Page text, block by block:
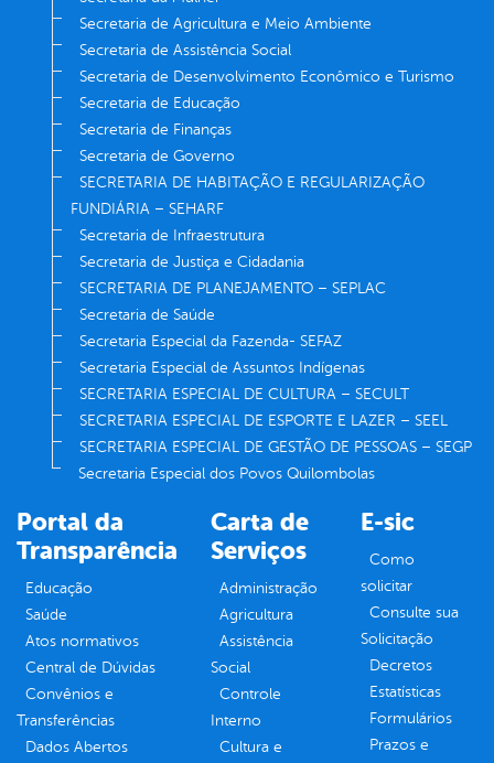
Secretaria de Agricultura e Meio Ambiente
Secretaria de Assistência Social
Secretaria de Desenvolvimento Econômico e Turismo
Secretaria de Educação
Secretaria de Finanças
Secretaria de Governo
SECRETARIA DE HABITAÇÃO E REGULARIZAÇÃO
FUNDIÁRIA – SEHARF
Secretaria de Infraestrutura
Secretaria de Justiça e Cidadania
SECRETARIA DE PLANEJAMENTO – SEPLAC
Secretaria de Saúde
Secretaria Especial da Fazenda- SEFAZ
Secretaria Especial de Assuntos Indígenas
SECRETARIA ESPECIAL DE CULTURA – SECULT
SECRETARIA ESPECIAL DE ESPORTE E LAZER – SEEL
SECRETARIA ESPECIAL DE GESTÃO DE PESSOAS – SEGP
Secretaria Especial dos Povos Quilombolas
Portal da
Transparência
Educação
Saúde
Atos normativos
Central de Dúvidas
Convênios e
Transferências
Dados Abertos
Carta de
Serviços
Administração
Agricultura
Assistência
Social
Controle
Interno
Cultura e
E-sic
Como
solicitar
Consulte sua
Solicitação
Decretos
Estatísticas
Formulários
Prazos e